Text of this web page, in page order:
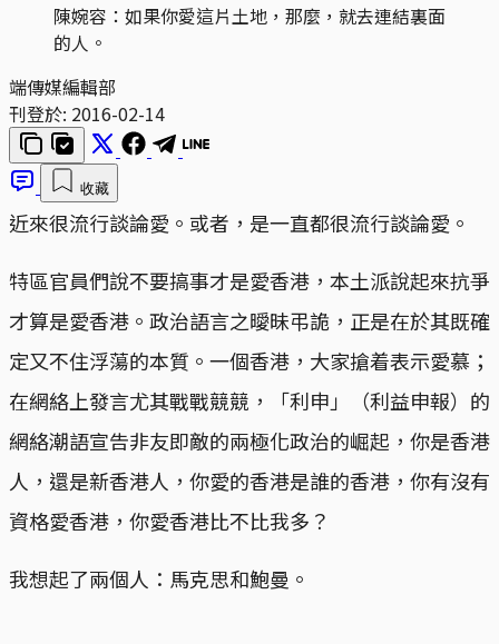
陳婉容：如果你愛這片土地，那麼，就去連結裏面
的人。
端傳媒編輯部
刊登於: 2016-02-14
收藏
近來很流行談論愛。或者，是一直都很流行談論愛。
特區官員們說不要搞事才是愛香港，本土派說起來抗爭
才算是愛香港。政治語言之曖昧弔詭，正是在於其既確
定又不住浮蕩的本質。一個香港，大家搶着表示愛慕；
在網絡上發言尤其戰戰競競，「利申」（利益申報）的
網絡潮語宣告非友即敵的兩極化政治的崛起，你是香港
人，還是新香港人，你愛的香港是誰的香港，你有沒有
資格愛香港，你愛香港比不比我多？
我想起了兩個人：馬克思和鮑曼。